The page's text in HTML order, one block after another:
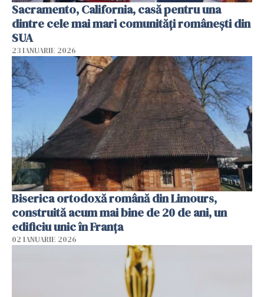
Sacramento, California, casă pentru una
dintre cele mai mari comunități românești din
SUA
23 IANUARIE 2026
Biserica ortodoxă română din Limours,
construită acum mai bine de 20 de ani, un
edificiu unic în Franţa
02 IANUARIE 2026